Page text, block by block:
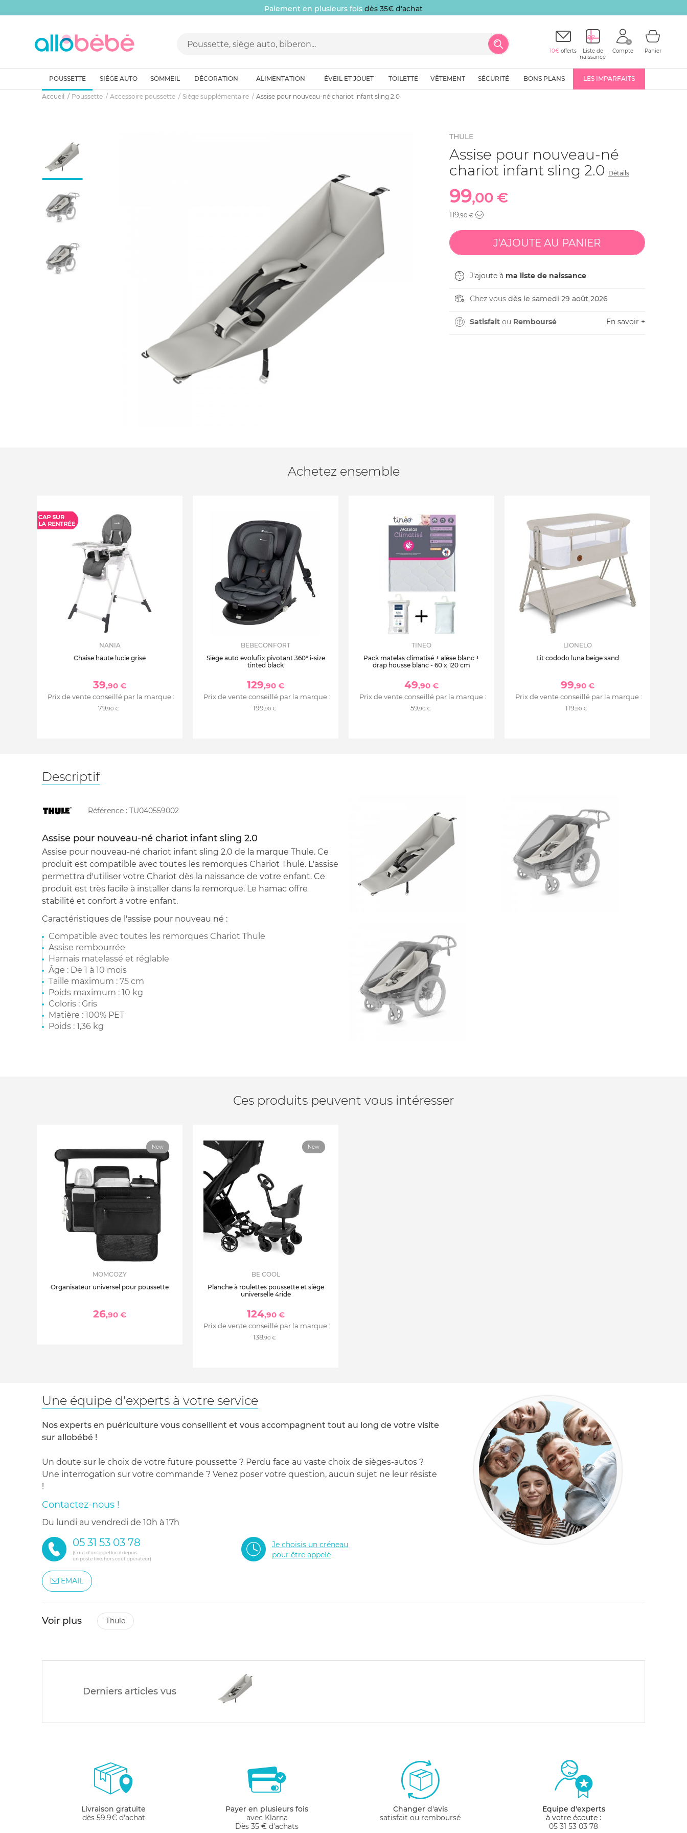
Paiement en plusieurs fois dès 35€ d'achat
10€ offerts
Liste de
naissance
Compte Panier
POUSSETTE SIÈGE AUTO SOMMEIL DÉCORATION ALIMENTATION ÉVEIL ET JOUET TOILETTE VÊTEMENT SÉCURITÉ BONS PLANS LES IMPARFAITS
Accueil Poussette Accessoire poussette Siège supplémentaire Assise pour nouveau-né chariot infant sling 2.0
THULE
Assise pour nouveau-né
chariot infant sling 2.0 Détails
99,00 €
119,90 €
J'ajoute à ma liste de naissance
Chez vous dès le samedi 29 août 2026
Satisfaitou Remboursé En savoir +
Achetez ensemble
NANIA
Chaise haute lucie grise
39,90 €
Prix de vente conseillé par la marque :
79,90 €
BEBECONFORT
Siège auto evolufix pivotant 360° i-size
tinted black
129,90 €
Prix de vente conseillé par la marque :
199,90 €
TINEO
Pack matelas climatisé + alèse blanc +
drap housse blanc - 60 x 120 cm
49,90 €
Prix de vente conseillé par la marque :
59,90 €
LIONELO
Lit cododo luna beige sand
99,90 €
Prix de vente conseillé par la marque :
119,90 €
Descriptif
Référence : TU040559002
Assise pour nouveau-né chariot infant sling 2.0
Assise pour nouveau-né chariot infant sling 2.0 de la marque Thule. Ce
produit est compatible avec toutes les remorques Chariot Thule. L'assise
permettra d'utiliser votre Chariot dès la naissance de votre enfant. Ce
produit est très facile à installer dans la remorque. Le hamac offre
stabilité et confort à votre enfant.
Caractéristiques de l'assise pour nouveau né :
Compatible avec toutes les remorques Chariot Thule
Assise rembourrée
Harnais matelassé et réglable
Âge : De 1 à 10 mois
Taille maximum : 75 cm
Poids maximum : 10 kg
Coloris : Gris
Matière : 100% PET
Poids : 1,36 kg
Ces produits peuvent vous intéresser
New
MOMCOZY
Organisateur universel pour poussette
26,90 €
New
BE COOL
Planche à roulettes poussette et siège
universelle 4ride
124,90 €
Prix de vente conseillé par la marque :
138,90 €
Une équipe d'experts à votre service
Nos experts en puériculture vous conseillent et vous accompagnent tout au long de votre visite
sur allobébé !
Un doute sur le choix de votre future poussette ? Perdu face au vaste choix de sièges-autos ?
Une interrogation sur votre commande ? Venez poser votre question, aucun sujet ne leur résiste
!
Contactez-nous !
du lundi au vendredi de 10h à 17h
05 31 53 03 78
(Coût d'un appel local depuis
un poste fixe, hors coût opérateur)
Je choisis un créneau
pour être appelé
EMAIL
Voir plus thule
Derniers articles vus
Livraison gratuite
dès 59.9€ d'achat
Payer en plusieurs fois
avec Klarna
Dès 35 € d'achats
Changer d'avis
satisfait ou remboursé
Equipe d'experts
à votre écoute :
05 31 53 03 78